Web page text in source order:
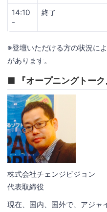
14:10
-
終了
※登壇いただける方の状況に
があります。
■ 『オープニングトーク
株式会社チェンジビジョン
代表取締役
現在、国内、国外で、アジャ